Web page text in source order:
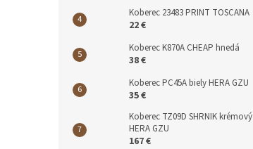
Koberec 23483 PRINT TOSCANA
22 €
Koberec K870A CHEAP hnedá
38 €
Koberec PC45A biely HERA GZU
35 €
Koberec TZ09D SHRNIK krémový
HERA GZU
167 €